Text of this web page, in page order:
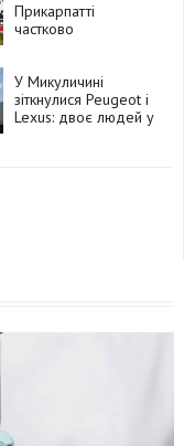
Прикарпатті
частково
залізничні переїзди
У Микуличині
зіткнулися Peugeot і
Lexus: двоє людей у